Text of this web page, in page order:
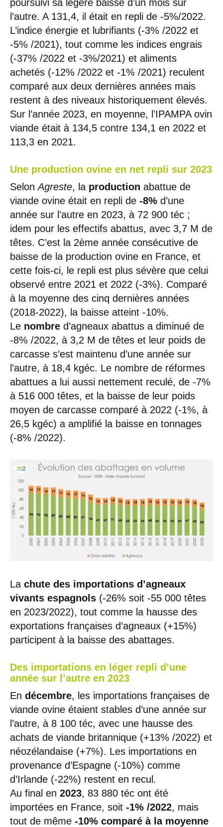
poursuivi sa légère baisse d’un mois sur
l’autre. A 131,4, il était en repli de -5%/2022.
L’indice énergie et lubrifiants (-3% /2022 et
-5% /2021), tout comme les indices engrais
(-37% /2022 et -3%/2021) et aliments
achetés (-12% /2022 et -1% /2021) reculent
comparé aux deux dernières années mais
restent à des niveaux historiquement élevés.
Sur l’année 2023, en moyenne, l’IPAMPA ovin
viande était à 134,5 contre 134,1 en 2022 et
113,3 en 2021.
Une production ovine en net repli sur 2023
SelonAgreste, la production abattue de
viande ovine était en repli de -8% d’une
année sur l’autre en 2023, à 72 900 téc ;
idem pour les effectifs abattus, avec 3,7 M de
têtes. C’est la 2ème année consécutive de
baisse de la production ovine en France, et
cette fois-ci, le repli est plus sévère que celui
observé entre 2021 et 2022 (-3%). Comparé
à la moyenne des cinq dernières années
(2018-2022), la baisse atteint -10%.
Le nombre d’agneaux abattus a diminué de
-8% /2022, à 3,2 M de têtes et leur poids de
carcasse s’est maintenu d’une année sur
l’autre, à 18,4 kgéc. Le nombre de réformes
abattues a lui aussi nettement reculé, de -7%
à 516 000 têtes, et la baisse de leur poids
moyen de carcasse comparé à 2022 (-1%, à
26,5 kgéc) a amplifié la baisse en tonnages
(-8% /2022).
La chute des importations d’agneaux
vivants espagnols (-26% soit -55 000 têtes
en 2023/2022), tout comme la hausse des
exportations françaises d’agneaux (+15%)
participent à la baisse des abattages.
Des importations en léger repli d’une
année sur l’autre en 2023
En décembre, les importations françaises de
viande ovine étaient stables d’une année sur
l’autre, à 8 100 téc, avec une hausse des
achats de viande britannique (+13% /2022) et
néozélandaise (+7%). Les importations en
provenance d’Espagne (-10%) comme
d’Irlande (-22%) restent en recul.
Au final en 2023, 83 880 téc ont été
importées en France, soit -1% /2022, mais
tout de même -10% comparé à la moyenne